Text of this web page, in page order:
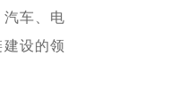
车、电
设的领